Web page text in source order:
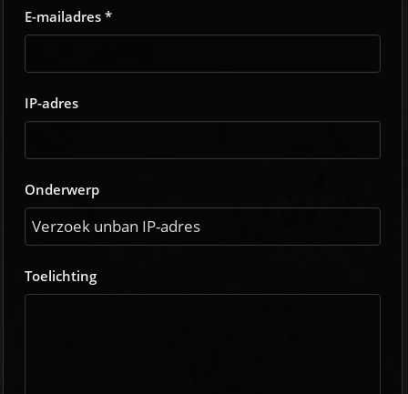
E-mailadres *
IP-adres
Onderwerp
Toelichting